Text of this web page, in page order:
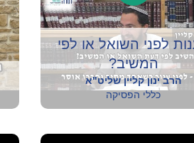
לפני השואל או לפי
המשיב?
הרב ינון קליין שליט"א
כללי הפסיקה